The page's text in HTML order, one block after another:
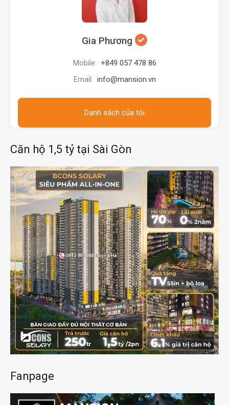
Gia Phương
Mobile: +849 057 478 86
Email: info@mansion.vn
Danh sách của tôi
Căn hộ 1,5 tỷ tại Sài Gòn
Fanpage